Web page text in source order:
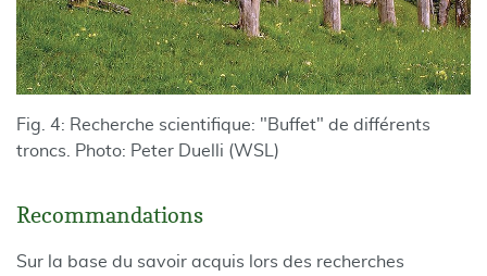
Fig. 4: Recherche scientifique: "Buffet" de différents
troncs. Photo: Peter Duelli (WSL)
Recommandations
Sur la base du savoir acquis lors des recherches